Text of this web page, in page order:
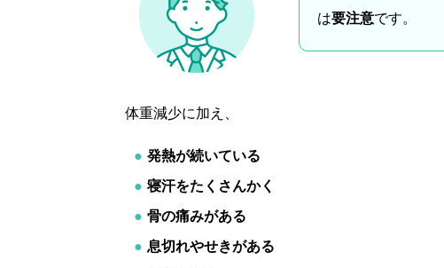
は要注意です。
体重減少に加え、
発熱が続いている
寝汗をたくさんかく
骨の痛みがある
息切れやせきがある